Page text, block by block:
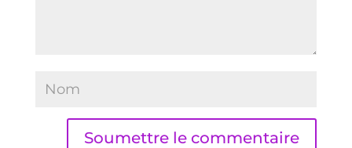
Soumettre le commentaire